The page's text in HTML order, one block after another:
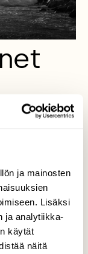
ja mainosten
Lisäksi
ja analytiikka-
käytät
näitä